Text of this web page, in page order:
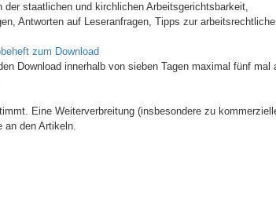
staatlichen und kirchlichen Arbeitsgerichtsbarkeit,
Antworten auf Leseranfragen, Tipps zur
zum Download
Download innerhalb von sieben Tagen maximal fünf
Eine Weiterverbreitung (insbesondere zu
an den Artikeln.